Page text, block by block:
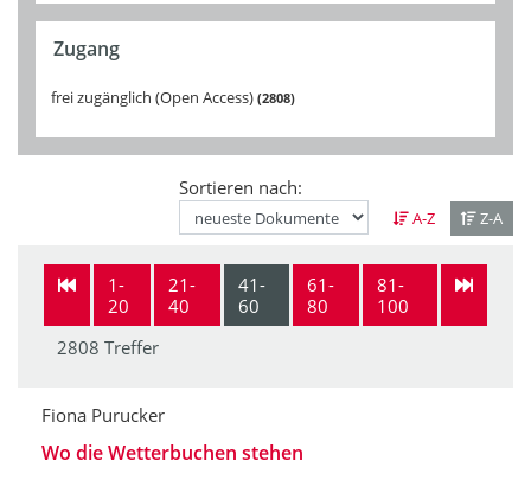
Zugang
frei zugänglich (Open Access) 2808
Sortieren nach:
A-Z Z-A
1-
20
21-
40
41-
60
61-
80
81-
100
2808 Treffer
Fiona Purucker
Wo die Wetterbuchen stehen